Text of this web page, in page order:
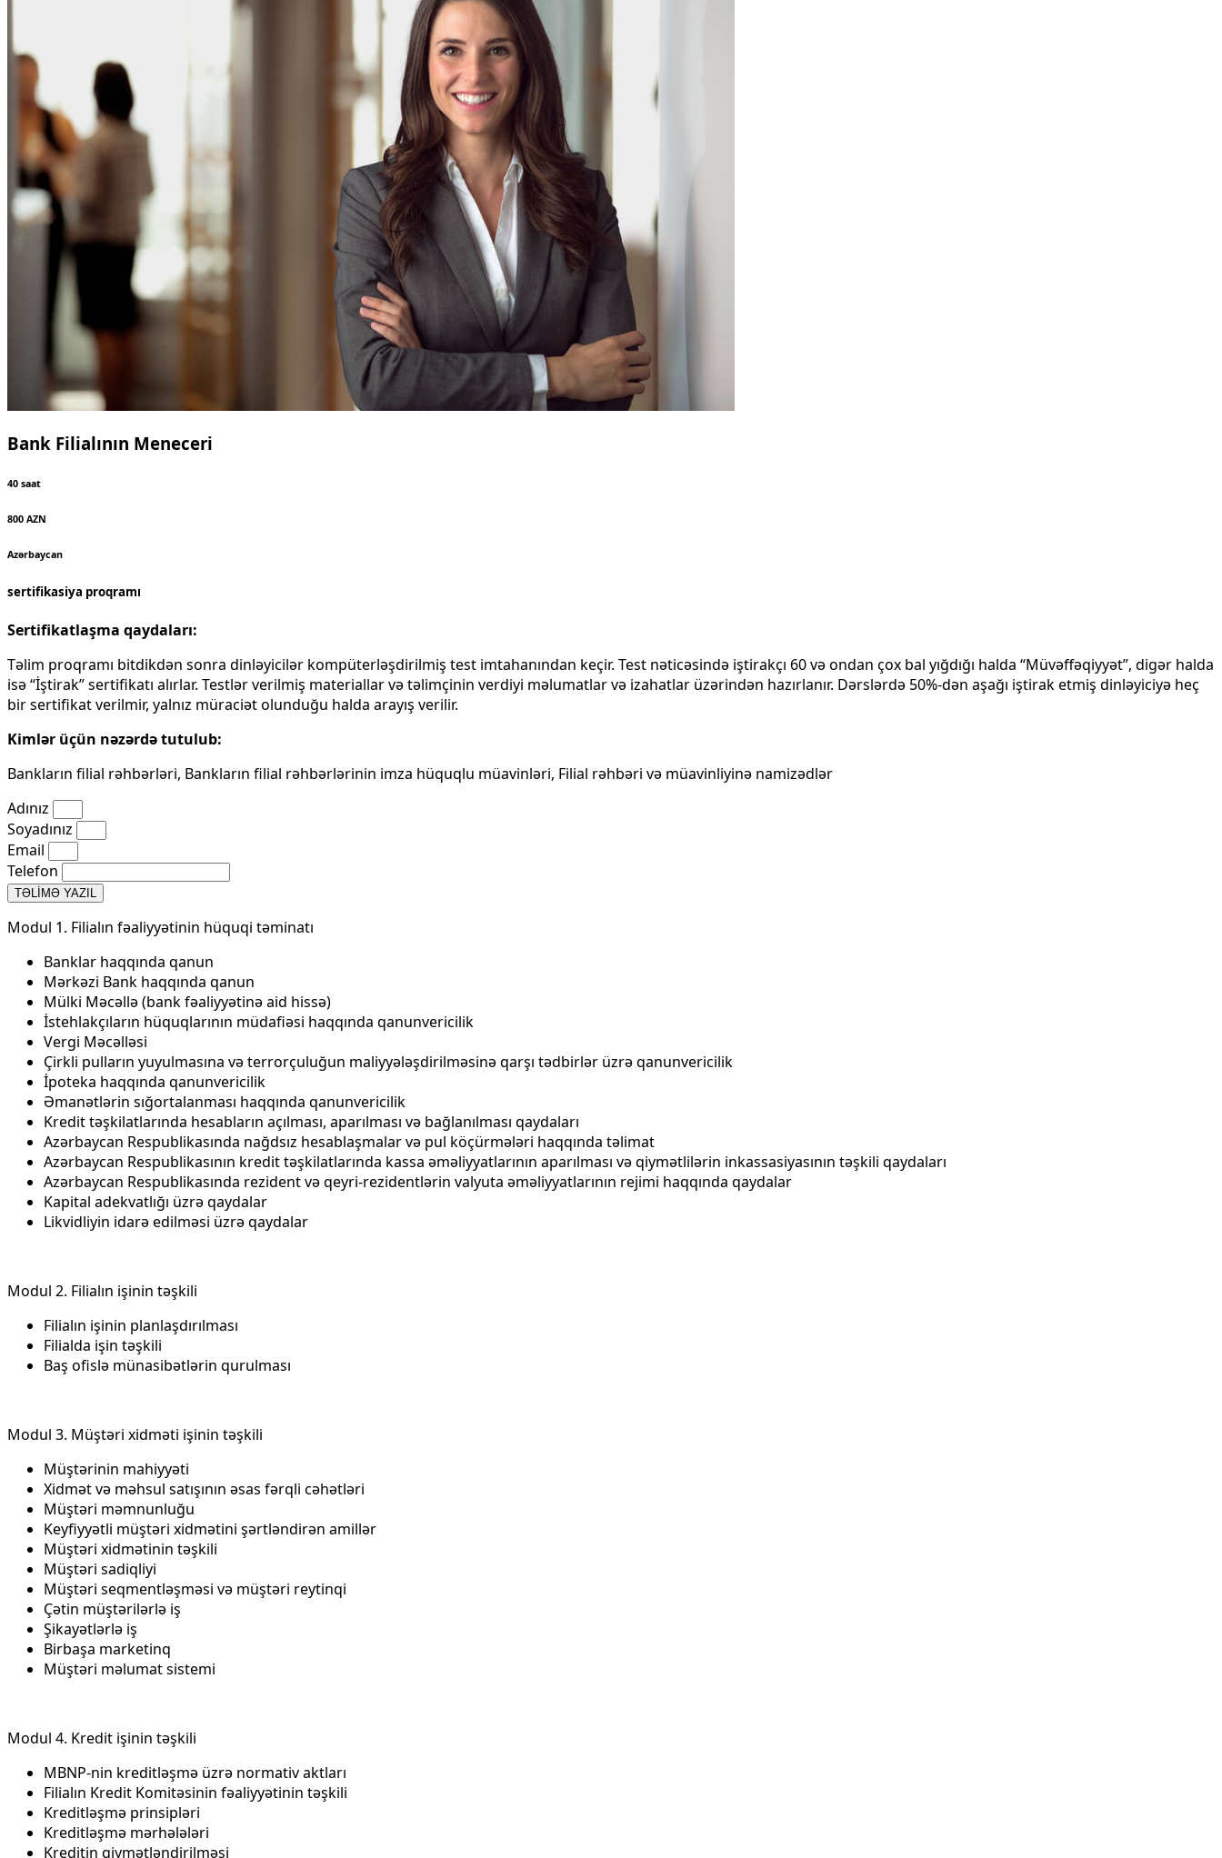
Bank Filialının Meneceri
40 saat
800 AZN
Azərbaycan
sertifikasiya proqramı
Sertifikatlaşma qaydaları:
Təlim proqramı bitdikdən sonra dinləyicilər kompüterləşdirilmiş test imtahanından keçir. Test nəticəsində iştirakçı 60 və ondan çox bal yığdığı halda “Müvəffəqiyyət”, digər halda
isə “İştirak” sertifikatı alırlar. Testlər verilmiş materiallar və təlimçinin verdiyi məlumatlar və izahatlar üzərindən hazırlanır. Dərslərdə 50%-dən aşağı iştirak etmiş dinləyiciyə heç
bir sertifikat verilmir, yalnız müraciət olunduğu halda arayış verilir.
Kimlər üçün nəzərdə tutulub:
Bankların filial rəhbərləri, Bankların filial rəhbərlərinin imza hüquqlu müavinləri, Filial rəhbəri və müavinliyinə namizədlər
Adınız
Soyadınız
Email
Telefon
TƏLİMƏ YAZIL
Modul 1. Filialın fəaliyyətinin hüquqi təminatı
Banklar haqqında qanun
Mərkəzi Bank haqqında qanun
Mülki Məcəllə (bank fəaliyyətinə aid hissə)
İstehlakçıların hüquqlarının müdafiəsi haqqında qanunvericilik
Vergi Məcəlləsi
Çirkli pulların yuyulmasına və terrorçuluğun maliyyələşdirilməsinə qarşı tədbirlər üzrə qanunvericilik
İpoteka haqqında qanunvericilik
Əmanətlərin sığortalanması haqqında qanunvericilik
Kredit təşkilatlarında hesabların açılması, aparılması və bağlanılması qaydaları
Azərbaycan Respublikasında nağdsız hesablaşmalar və pul köçürmələri haqqında təlimat
Azərbaycan Respublikasının kredit təşkilatlarında kassa əməliyyatlarının aparılması və qiymətlilərin inkassasiyasının təşkili qaydaları
Azərbaycan Respublikasında rezident və qeyri-rezidentlərin valyuta əməliyyatlarının rejimi haqqında qaydalar
Kapital adekvatlığı üzrə qaydalar
Likvidliyin idarə edilməsi üzrə qaydalar
Modul 2. Filialın işinin təşkili
Filialın işinin planlaşdırılması
Filialda işin təşkili
Baş ofislə münasibətlərin qurulması
Modul 3. Müştəri xidməti işinin təşkili
Müştərinin mahiyyəti
Xidmət və məhsul satışının əsas fərqli cəhətləri
Müştəri məmnunluğu
Keyfiyyətli müştəri xidmətini şərtləndirən amillər
Müştəri xidmətinin təşkili
Müştəri sadiqliyi
Müştəri seqmentləşməsi və müştəri reytinqi
Çətin müştərilərlə iş
Şikayətlərlə iş
Birbaşa marketinq
Müştəri məlumat sistemi
Modul 4. Kredit işinin təşkili
MBNP-nin kreditləşmə üzrə normativ aktları
Filialın Kredit Komitəsinin fəaliyyətinin təşkili
Kreditləşmə prinsipləri
Kreditləşmə mərhələləri
Kreditin qiymətləndirilməsi